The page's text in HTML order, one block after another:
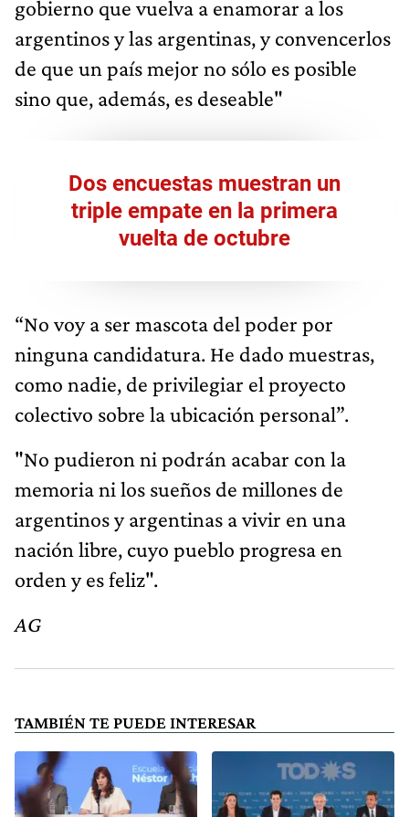
gobierno que vuelva a enamorar a los
argentinos y las argentinas, y convencerlos
de que un país mejor no sólo es posible
sino que, además, es deseable"
Dos encuestas muestran un
triple empate en la primera
vuelta de octubre
“No voy a ser mascota del poder por
ninguna candidatura. He dado muestras,
como nadie, de privilegiar el proyecto
colectivo sobre la ubicación personal”.
"No pudieron ni podrán acabar con la
memoria ni los sueños de millones de
argentinos y argentinas a vivir en una
nación libre, cuyo pueblo progresa en
orden y es feliz".
AG
TAMBIÉN TE PUEDE INTERESAR